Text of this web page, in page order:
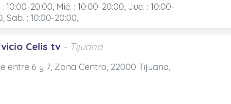
10:00-20:00, Mié. : 10:00-20:00, Jue. : 10:00-
Sab. : 10:00-20:00,
Celis tv - Tijuana
entre 6 y 7, Zona Centro, 22000 Tijuana,